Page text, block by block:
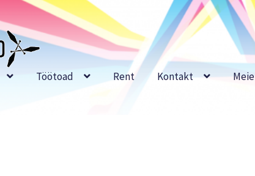
Töötoad Rent Kontakt Meie